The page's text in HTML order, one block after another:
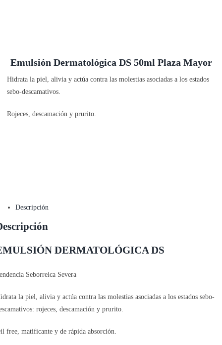
Emulsión Dermatológica DS 50ml Plaza Mayor
Hidrata la piel, alivia y actúa contra las molestias asociadas a los estados
sebo-descamativos.
Rojeces, descamación y prurito.
Descripción
DERMATOLÓGICA DS
Seborreica Severa
la piel, alivia y actúa contra las molestias asociadas a los estados sebo-
rojeces, descamación y prurito.
free, matificante y de rápida absorción.